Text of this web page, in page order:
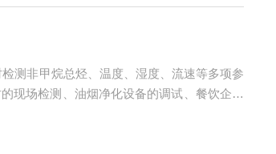
测非甲烷总烃、温度、湿度、流速等多项参
现场检测、油烟净化设备的调试、餐饮企业